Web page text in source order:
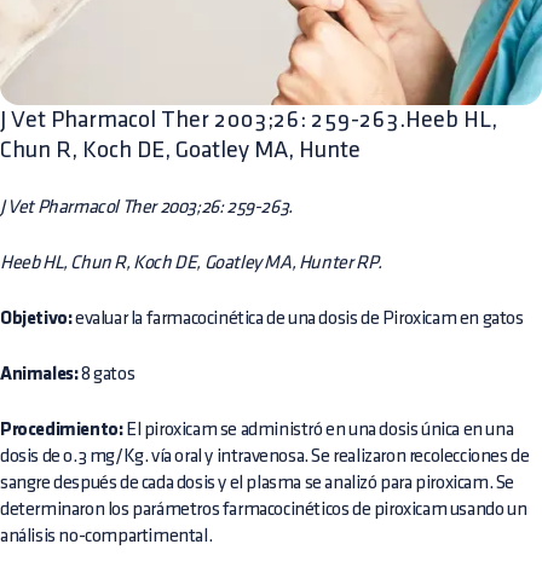
J Vet Pharmacol Ther 2003;26: 259-263.Heeb HL,
Chun R, Koch DE, Goatley MA, Hunte
J Vet Pharmacol Ther 2003;26: 259-263.
Heeb HL, Chun R, Koch DE, Goatley MA, Hunter RP.
Objetivo:evaluar la farmacocinética de una dosis de Piroxicam en gatos
Animales:8 gatos
Procedimiento:El piroxicam se administró en una dosis única en una
dosis de 0.3 mg/Kg. vía oral y intravenosa. Se realizaron recolecciones de
sangre después de cada dosis y el plasma se analizó para piroxicam. Se
determinaron los parámetros farmacocinéticos de piroxicam usando un
análisis no-compartimental.